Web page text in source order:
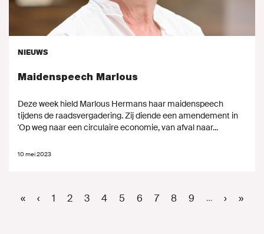
NIEUWS
Maidenspeech Marlous
Deze week hield Marlous Hermans haar maidenspeech
tijdens de raadsvergadering. Zij diende een amendement in
'Op weg naar een circulaire economie, van afval naar...
10 mei 2023
Paginering
Eerste
«
Vorige
‹ Page
1 Page
2 Page
3 Page
4
Huidige
5 Page
6 Page
7 Page
8 Page
9 …
Volgende
› »